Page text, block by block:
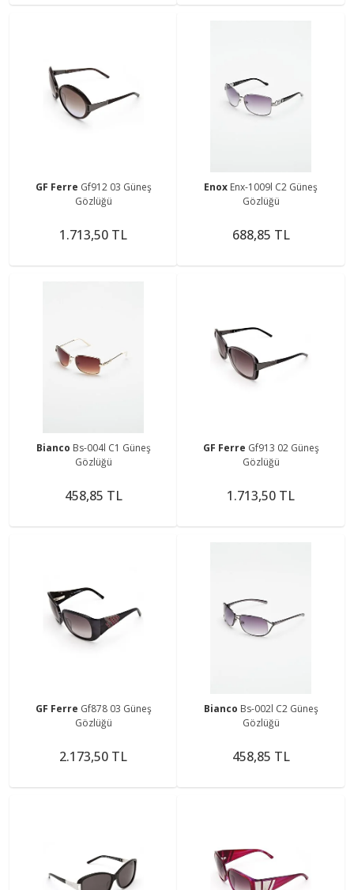
GF Ferre Gf912 03 Güneş
Gözlüğü
1.713,50 TL
Enox Enx-1009l C2 Güneş
Gözlüğü
688,85 TL
Bianco Bs-004l C1 Güneş
Gözlüğü
458,85 TL
GF Ferre Gf913 02 Güneş
Gözlüğü
1.713,50 TL
GF Ferre Gf878 03 Güneş
Gözlüğü
2.173,50 TL
Bianco Bs-002l C2 Güneş
Gözlüğü
458,85 TL